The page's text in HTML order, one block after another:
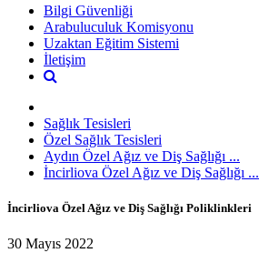
Bilgi Güvenliği
Arabuluculuk Komisyonu
Uzaktan Eğitim Sistemi
İletişim
Sağlık Tesisleri
Özel Sağlık Tesisleri
Aydın Özel Ağız ve Diş Sağlığı ...
İncirliova Özel Ağız ve Diş Sağlığı ...
İncirliova Özel Ağız ve Diş Sağlığı Poliklinkleri
30 Mayıs 2022